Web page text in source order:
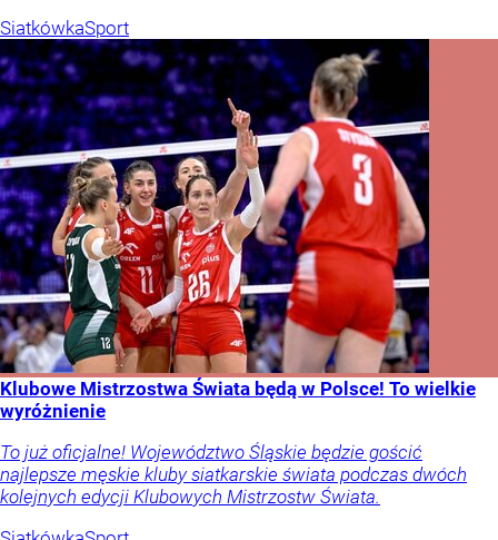
SiatkówkaSport
Klubowe Mistrzostwa Świata będą w Polsce! To wielkie
wyróżnienie
To już oficjalne! Województwo Śląskie będzie gościć
najlepsze męskie kluby siatkarskie świata podczas dwóch
kolejnych edycji Klubowych Mistrzostw Świata.